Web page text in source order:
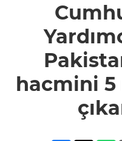
hacmini